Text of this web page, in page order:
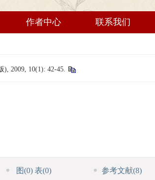
作者中心 联系我们
2009, 10(1): 42-45.
图(0) 表(0) 参考文献(8)